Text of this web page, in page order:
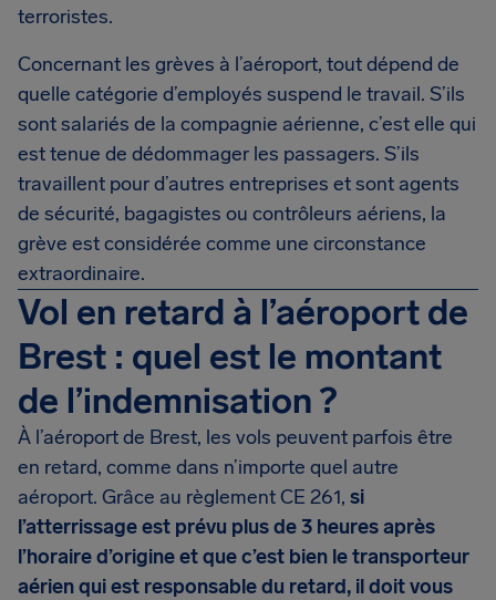
terroristes.
Concernant les grèves à l’aéroport, tout dépend de
quelle catégorie d’employés suspend le travail. S’ils
sont salariés de la compagnie aérienne, c’est elle qui
est tenue de dédommager les passagers. S’ils
travaillent pour d’autres entreprises et sont agents
de sécurité, bagagistes ou contrôleurs aériens, la
grève est considérée comme une circonstance
extraordinaire.
Vol en retard à l’aéroport de
Brest : quel est le montant
de l’indemnisation ?
À l’aéroport de Brest, les vols peuvent parfois être
en retard, comme dans n’importe quel autre
aéroport. Grâce au règlement CE 261, si
l’atterrissage est prévu plus de 3 heures après
l’horaire d’origine et que c’est bien le transporteur
aérien qui est responsable du retard, il doit vous